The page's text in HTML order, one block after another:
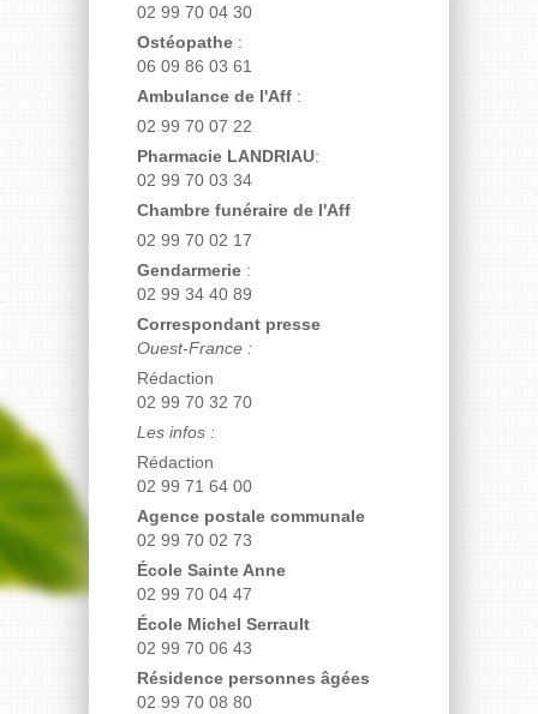
02 99 70 04 30
Ostéopathe :
06 09 86 03 61
Ambulance de l'Aff :
02 99 70 07 22
Pharmacie LANDRIAU:
02 99 70 03 34
Chambre funéraire de l'Aff
02 99 70 02 17
Gendarmerie :
02 99 34 40 89
Correspondant presse
Ouest-France :
Rédaction
02 99 70 32 70
Les infos :
Rédaction
02 99 71 64 00
Agence postale communale
02 99 70 02 73
École Sainte Anne
02 99 70 04 47
École Michel Serrault
02 99 70 06 43
Résidence personnes âgées
02 99 70 08 80